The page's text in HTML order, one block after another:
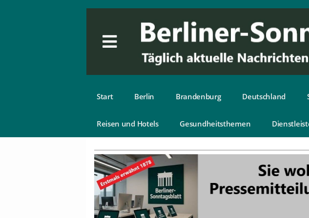
Start Berlin Brandenburg Deutschland
Reisen und Hotels Gesundheitsthemen